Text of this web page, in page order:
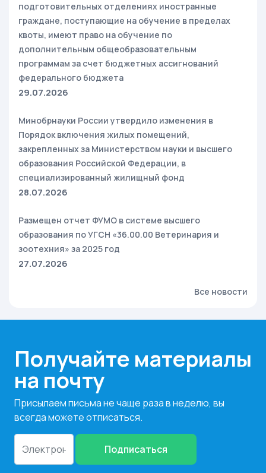
подготовительных отделениях иностранные
граждане, поступающие на обучение в пределах
квоты, имеют право на обучение по
дополнительным общеобразовательным
программам за счет бюджетных ассигнований
федерального бюджета
29.07.2026
Минобрнауки России утвердило изменения в
Порядок включения жилых помещений,
закрепленных за Министерством науки и высшего
образования Российской Федерации, в
специализированный жилищный фонд
28.07.2026
Размещен отчет ФУМО в системе высшего
образования по УГСН «36.00.00 Ветеринария и
зоотехния» за 2025 год
27.07.2026
Все новости
Получайте материалы
на почту
Присылаем письма не чаще раза в неделю, вы
всегда можете отписаться.
Подписаться